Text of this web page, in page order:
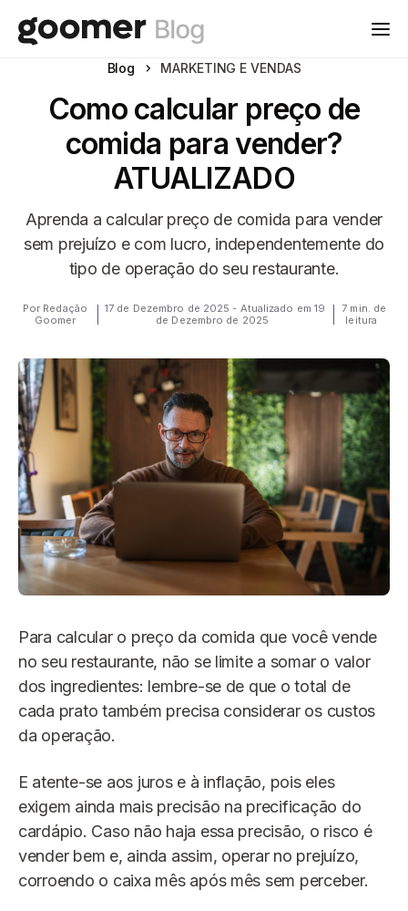
Blog MARKETING E VENDAS
Como calcular preço de
comida para vender?
ATUALIZADO
Aprenda a calcular preço de comida para vender
sem prejuízo e com lucro, independentemente do
tipo de operação do seu restaurante.
Por Redação
Goomer
17 de Dezembro de 2025 - Atualizado em 19
de Dezembro de 2025
7 min. de
leitura
Para calcular o preço da comida que você vende
no seu restaurante, não se limite a somar o valor
dos ingredientes: lembre-se de que o total de
cada prato também precisa considerar os custos
da operação.
E atente-se aos juros e à inflação, pois eles
exigem ainda mais precisão na precificação do
cardápio. Caso não haja essa precisão, o risco é
vender bem e, ainda assim, operar no prejuízo,
corroendo o caixa mês após mês sem perceber.